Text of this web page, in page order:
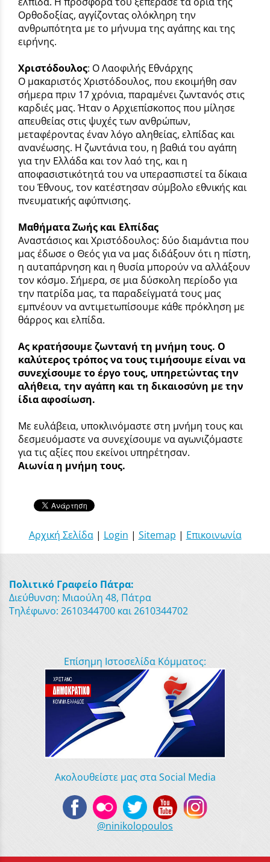
Ορθοδοξίας, αγγίζοντας ολόκληρη την
ανθρωπότητα με το μήνυμα της αγάπης και της
ειρήνης.
Χριστόδουλος: Ο Λαοφιλής Εθνάρχης
Ο μακαριστός Χριστόδουλος, που εκοιμήθη σαν
σήμερα πριν 17 χρόνια, παραμένει ζωντανός στις
καρδιές μας. Ήταν ο Αρχιεπίσκοπος που μίλησε
απευθείας στις ψυχές των ανθρώπων,
μεταφέροντας έναν λόγο αληθείας, ελπίδας και
ανανέωσης. Η ζωντάνια του, η βαθιά του αγάπη
για την Ελλάδα και τον λαό της, και η
αποφασιστικότητά του να υπερασπιστεί τα δίκαια
του Έθνους, τον κατέστησαν σύμβολο εθνικής και
πνευματικής αφύπνισης.
Μαθήματα Ζωής και Ελπίδας
Αναστάσιος και Χριστόδουλος: δύο διαμάντια που
μας έδωσε ο Θεός για να μας διδάξουν ότι η πίστη,
η αυταπάρνηση και η θυσία μπορούν να αλλάξουν
τον κόσμο. Σήμερα, σε μια δύσκολη περίοδο για
την πατρίδα μας, τα παραδείγματά τους μας
εμπνέουν να αντιμετωπίσουμε κάθε πρόκληση με
θάρρος και ελπίδα.
Ας κρατήσουμε ζωντανή τη μνήμη τους. Ο
καλύτερος τρόπος να τους τιμήσουμε είναι να
συνεχίσουμε το έργο τους, υπηρετώντας την
αλήθεια, την αγάπη και τη δικαιοσύνη με την
ίδια αφοσίωση.
Με ευλάβεια, υποκλινόμαστε στη μνήμη τους και
δεσμευόμαστε να συνεχίσουμε να αγωνιζόμαστε
για τις αξίες που εκείνοι υπηρέτησαν.
Αιωνία η μνήμη τους.
Αρχική Σελίδα| Login | Sitemap | Επικοινωνία
Πολιτικό Γραφείο Πάτρα:
Διεύθυνση: Μιαούλη 48, Πάτρα
Τηλέφωνο: 2610344700 και 2610344702
Επίσημη Ιστοσελίδα Κόμματος:
Ακολουθείστε μας στα Social Media
@ninikolopoulos